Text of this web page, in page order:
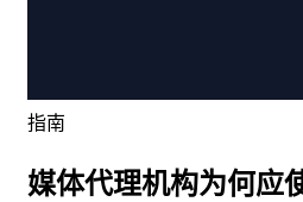
指南
媒体代理机构为何应